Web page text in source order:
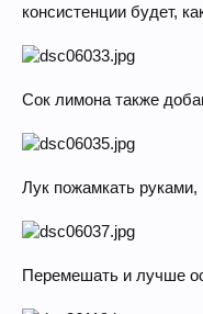
консистенции будет,
Сок лимона также
Лук пожамкать руками,
Перемешать и лучше